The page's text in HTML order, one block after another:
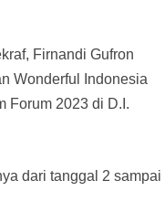
Firnandi Gufron
Wonderful Indonesia
Forum 2023 di D.I.
dari tanggal 2 sampai